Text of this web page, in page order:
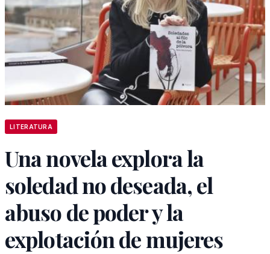
LITERATURA
Una novela explora la
soledad no deseada, el
abuso de poder y la
explotación de mujeres